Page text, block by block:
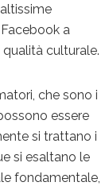
a
culturale.
che sono i
essere
si trattano i
si esaltano le
fondamentale,